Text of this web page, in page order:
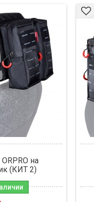
на
(КИТ 2)